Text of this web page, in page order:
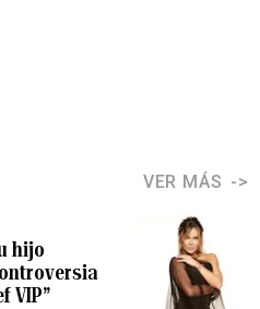
VER MÁS
hijo
VIP”